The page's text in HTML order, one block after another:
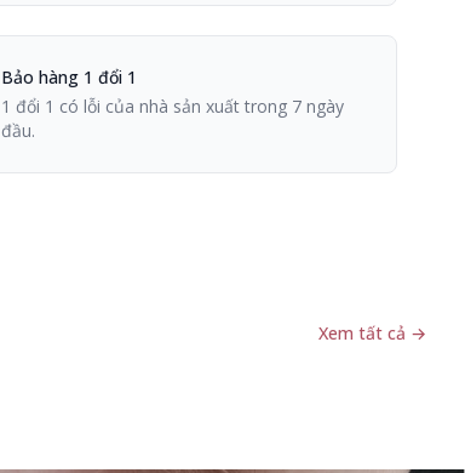
Bảo hàng 1 đổi 1
1 đổi 1 có lỗi của nhà sản xuất trong 7 ngày
đầu.
Xem tất cả →